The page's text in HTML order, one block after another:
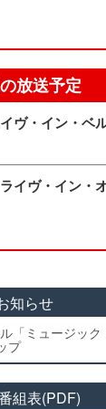
放送予定
ヴ・イン・ベ
イヴ・イン・
知らせ
「ミュージック
プ
組表(PDF)